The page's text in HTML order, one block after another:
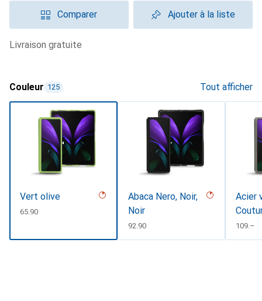
Comparer Ajouter à la liste
livraison gratuite
Couleur 125 Tout afficher
Vert olive
CHF
65.90
Abaca Nero, Noir,
Noir
CHF
92.90
Acier
CHF
109.–